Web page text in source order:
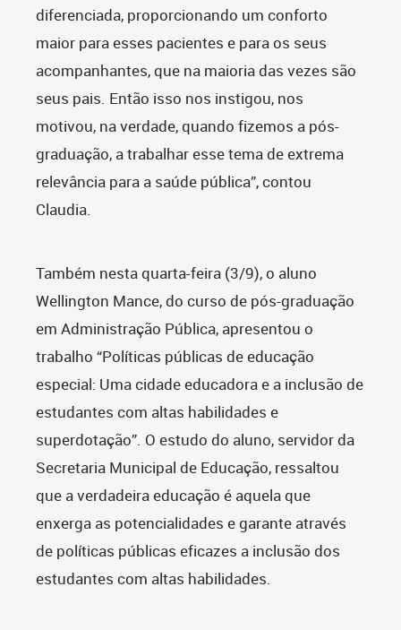
diferenciada, proporcionando um conforto
maior para esses pacientes e para os seus
acompanhantes, que na maioria das vezes são
seus pais. Então isso nos instigou, nos
motivou, na verdade, quando fizemos a pós-
graduação, a trabalhar esse tema de extrema
relevância para a saúde pública”, contou
Claudia.
Também nesta quarta-feira (3/9), o aluno
Wellington Mance, do curso de pós-graduação
em Administração Pública, apresentou o
trabalho “Políticas públicas de educação
especial: Uma cidade educadora e a inclusão de
estudantes com altas habilidades e
superdotação”. O estudo do aluno, servidor da
Secretaria Municipal de Educação, ressaltou
que a verdadeira educação é aquela que
enxerga as potencialidades e garante através
de políticas públicas eficazes a inclusão dos
estudantes com altas habilidades.